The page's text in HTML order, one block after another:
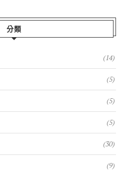
分類
(14)
(5)
(5)
(5)
(30)
(9)